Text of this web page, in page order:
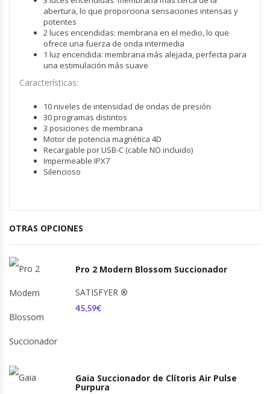
abertura, lo que proporciona sensaciones intensas y
potentes
2 luces encendidas: membrana en el medio, lo que
ofrece una fuerza de onda intermedia
1 luz encendida: membrana más alejada, perfecta para
una estimulación más suave
Características:
10 niveles de intensidad de ondas de presión
30 programas distintos
3 posiciones de membrana
Motor de potencia magnética 4D
Recargable por USB-C (cable NO incluido)
Impermeable IPX7
Silencioso
OTRAS OPCIONES
Pro 2 Modern Blossom Succionador
SATISFYER ®
45,59€
Gaia Succionador de Clítoris Air Pulse
Purpura